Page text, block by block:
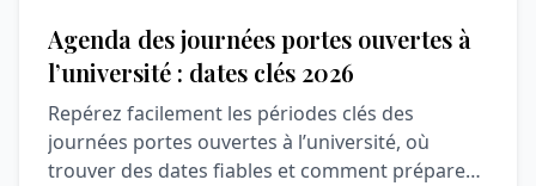
Agenda des journées portes ouvertes à
l’université : dates clés 2026
Repérez facilement les périodes clés des
journées portes ouvertes à l’université, où
trouver des dates fiables et comment préparer